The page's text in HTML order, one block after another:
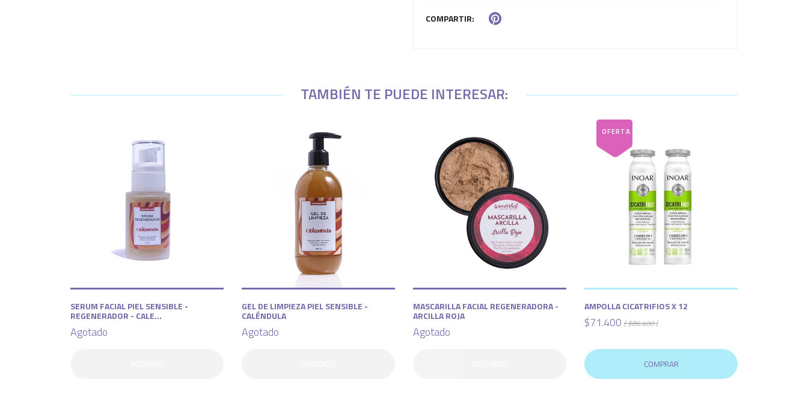
COMPARTIR:
TAMBIÉN TE PUEDE INTERESAR:
SERUM FACIAL PIEL SENSIBLE -
REGENERADOR - CALE...
Agotado
GEL DE LIMPIEZA PIEL SENSIBLE -
CALÉNDULA
Agotado
MASCARILLA FACIAL REGENERADORA -
ARCILLA ROJA
Agotado
AMPOLLA CICATRIFIOS X 12
$71.400 ( $86.400 )
COMPRAR